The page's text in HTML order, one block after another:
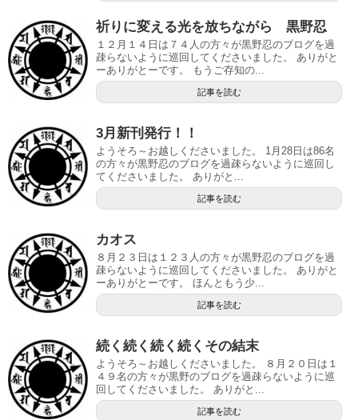
祈りに変える光を放ちながら 黒野忍
１２月１４日は７４人の方々が黒野忍のブログを過
疎らないように巡回してくださいました。 ありがと
ーありがとーです。 もうご存知の...
記事を読む
3月新刊発行！！
ようそろ～お越しくださいました。 1月28日は86名
の方々が黒野忍のブログを過疎らないように巡回し
てくださいました。 ありがと...
記事を読む
カオス
８月２３日は１２３人の方々が黒野忍のブログを過
疎らないように巡回してくださいました。 ありがと
ーありがとーです。 ほんともう少...
記事を読む
続く続く続く続くその結末
ようそろ～お越しくださいました。 ８月２０日は１
４９名の方々が黒野のブログを過疎らないように巡
回してくださいました。 ありがと...
記事を読む